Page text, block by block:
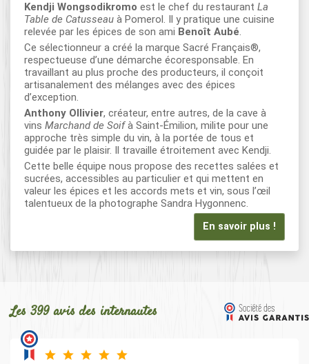
Kendji Wongsodikromo est le chef du restaurant La
Table de Catusseau à Pomerol. Il y pratique une cuisine
relevée par les épices de son ami Benoît Aubé.
Ce sélectionneur a créé la marque Sacré Français®,
respectueuse d’une démarche écoresponsable. En
travaillant au plus proche des producteurs, il conçoit
artisanalement des mélanges avec des épices
d’exception.
Anthony Ollivier, créateur, entre autres, de la cave à
vins Marchand de Soifà Saint-Émilion, milite pour une
approche très simple du vin, à la portée de tous et
guidée par le plaisir. Il travaille étroitement avec Kendji.
Cette belle équipe nous propose des recettes salées et
sucrées, accessibles au particulier et qui mettent en
valeur les épices et les accords mets et vin, sous l’œil
talentueux de la photographe Sandra Hygonnenc.
En savoir plus !
Les 399 avis des internautes